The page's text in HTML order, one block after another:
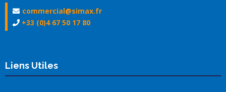
commercial@simax.fr
+33 (0)4 67 50 17 80
Liens Utiles